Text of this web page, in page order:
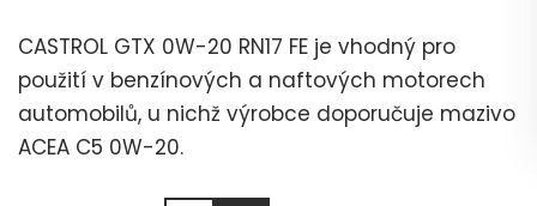
CASTROL GTX 0W-20 RN17 FE je vhodný pro
použití v benzínových a naftových motorech
automobilů, u nichž výrobce doporučuje mazivo
ACEA C5 0W-20.